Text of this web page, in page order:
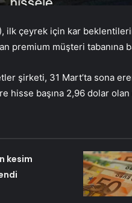
ilk çeyrek için kar
premium müşteri tabanına
şirketi, 31 Mart’ta sona
hisse başına 2,96 dolar
kesim